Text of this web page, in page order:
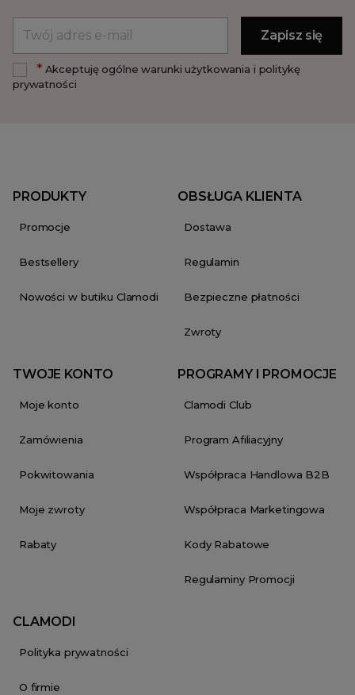
*Akceptuję ogólne warunki użytkowania i politykę
prywatności
PRODUKTY
Promocje
Bestsellery
Nowości w butiku Clamodi
OBSŁUGA KLIENTA
Dostawa
Regulamin
Bezpieczne płatności
Zwroty
TWOJE KONTO
Moje konto
Zamówienia
Pokwitowania
Moje zwroty
Rabaty
PROGRAMY I PROMOCJE
Clamodi Club
Program Afiliacyjny
Współpraca Handlowa B2B
Współpraca Marketingowa
Kody Rabatowe
Regulaminy Promocji
CLAMODI
Polityka prywatności
O firmie